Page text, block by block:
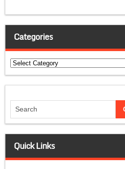
Categories
Categories
Quick Links